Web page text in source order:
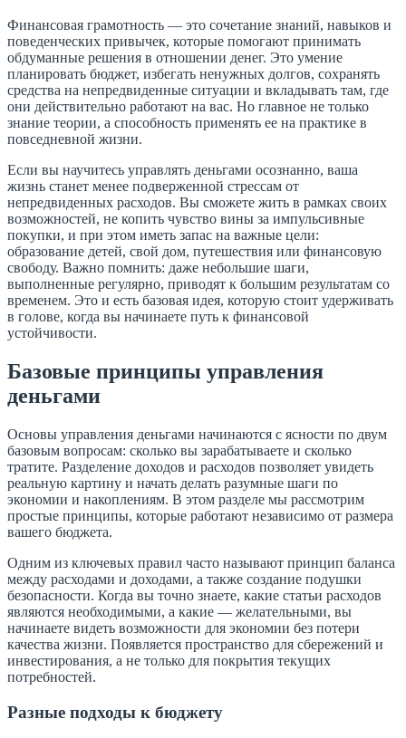
Финансовая грамотность — это сочетание знаний, навыков и
поведенческих привычек, которые помогают принимать
обдуманные решения в отношении денег. Это умение
планировать бюджет, избегать ненужных долгов, сохранять
средства на непредвиденные ситуации и вкладывать там, где
они действительно работают на вас. Но главное не только
знание теории, а способность применять ее на практике в
повседневной жизни.
Если вы научитесь управлять деньгами осознанно, ваша
жизнь станет менее подверженной стрессам от
непредвиденных расходов. Вы сможете жить в рамках своих
возможностей, не копить чувство вины за импульсивные
покупки, и при этом иметь запас на важные цели:
образование детей, свой дом, путешествия или финансовую
свободу. Важно помнить: даже небольшие шаги,
выполненные регулярно, приводят к большим результатам со
временем. Это и есть базовая идея, которую стоит удерживать
в голове, когда вы начинаете путь к финансовой
устойчивости.
Базовые принципы управления
деньгами
Основы управления деньгами начинаются с ясности по двум
базовым вопросам: сколько вы зарабатываете и сколько
тратите. Разделение доходов и расходов позволяет увидеть
реальную картину и начать делать разумные шаги по
экономии и накоплениям. В этом разделе мы рассмотрим
простые принципы, которые работают независимо от размера
вашего бюджета.
Одним из ключевых правил часто называют принцип баланса
между расходами и доходами, а также создание подушки
безопасности. Когда вы точно знаете, какие статьи расходов
являются необходимыми, а какие — желательными, вы
начинаете видеть возможности для экономии без потери
качества жизни. Появляется пространство для сбережений и
инвестирования, а не только для покрытия текущих
потребностей.
Разные подходы к бюджету